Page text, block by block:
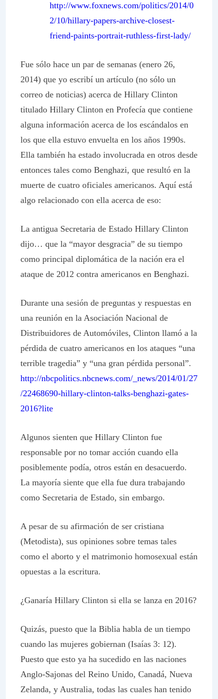
http://www.foxnews.com/politics/2014/0
2/10/hillary-papers-archive-closest-
friend-paints-portrait-ruthless-first-lady/
Fue sólo hace un par de semanas (enero 26,
2014) que yo escribí un artículo (no sólo un
correo de noticias) acerca de Hillary Clinton
titulado Hillary Clinton en Profecía que contiene
alguna información acerca de los escándalos en
los que ella estuvo envuelta en los años 1990s.
Ella también ha estado involucrada en otros desde
entonces tales como Benghazi, que resultó en la
muerte de cuatro oficiales americanos. Aquí está
algo relacionado con ella acerca de eso:
La antigua Secretaria de Estado Hillary Clinton
dijo… que la “mayor desgracia” de su tiempo
como principal diplomática de la nación era el
ataque de 2012 contra americanos en Benghazi.
Durante una sesión de preguntas y respuestas en
una reunión en la Asociación Nacional de
Distribuidores de Automóviles, Clinton llamó a la
pérdida de cuatro americanos en los ataques “una
terrible tragedia” y “una gran pérdida personal”.
http://nbcpolitics.nbcnews.com/_news/2014/01/27
/22468690-hillary-clinton-talks-benghazi-gates-
2016?lite
Algunos sienten que Hillary Clinton fue
responsable por no tomar acción cuando ella
posiblemente podía, otros están en desacuerdo.
La mayoría siente que ella fue dura trabajando
como Secretaria de Estado, sin embargo.
A pesar de su afirmación de ser cristiana
(Metodista), sus opiniones sobre temas tales
como el aborto y el matrimonio homosexual están
opuestas a la escritura.
¿Ganaría Hillary Clinton si ella se lanza en 2016?
Quizás, puesto que la Biblia habla de un tiempo
cuando las mujeres gobiernan (Isaías 3: 12).
Puesto que esto ya ha sucedido en las naciones
Anglo-Sajonas del Reino Unido, Canadá, Nueva
Zelanda, y Australia, todas las cuales han tenido